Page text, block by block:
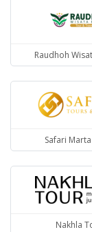
Raudhoh
Safari
Nakhla